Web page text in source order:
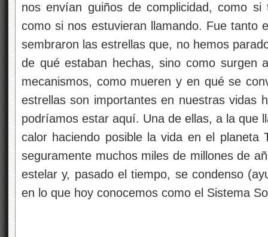
nos envían guiños de complicidad, como
como si nos estuvieran llamando. Fue tanto
sembraron las estrellas que, no hemos
de qué estaban hechas, sino como surgen
mecanismos, como mueren y en qué se
estrellas son importantes en nuestras vidas
podríamos estar aquí. Una de ellas, a la que
calor haciendo posible la vida en el planeta
seguramente muchos miles de millones de
estelar y, pasado el tiempo, se condenso
en lo que hoy conocemos como el Sistema